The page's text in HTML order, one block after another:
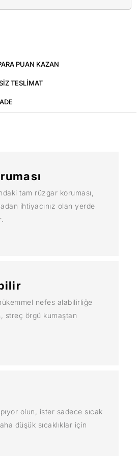
PUAN KAZAN
TESLIMAT
tam rüzgar koruması,
ihtiyacınız olan yerde
nefes alabilirliğe
streç örgü kumaştan
olun, ister sadece sıcak
düşük sıcaklıklar için